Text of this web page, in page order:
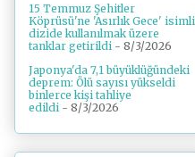
15 Temmuz Şehitler
Köprüsü'ne 'Asırlık Gece' isimli
dizide kullanılmak üzere
tanklar getirildi - 8/3/2026
Japonya'da 7,1 büyüklüğündeki
deprem: Ölü sayısı yükseldi
binlerce kişi tahliye
edildi - 8/3/2026